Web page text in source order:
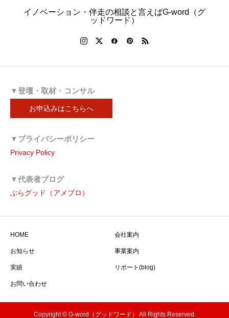
イノベーション・伴走の相談と言えばG-word（グ
ッドワード）
▼登壇・取材・コンサル
お申込みはこちらへ
▼プライバシーポリシー
Privacy Policy
▼代表者ブログ
ぶらグッド（アメブロ）
HOME 会社案内
お知らせ 事業案内
実績 リポート(blog)
お問い合わせ
Copyright © G-word（グッドワード） All Rights Reserved.